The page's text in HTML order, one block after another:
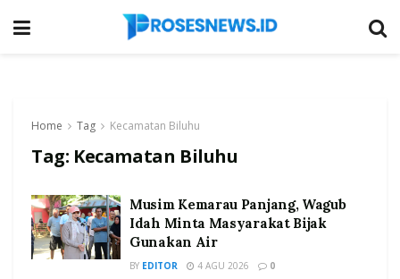
Home Tag Kecamatan Biluhu
Tag: Kecamatan Biluhu
Musim Kemarau Panjang, Wagub
Idah Minta Masyarakat Bijak
Gunakan Air
BY EDITOR 4 AGU 2026 0